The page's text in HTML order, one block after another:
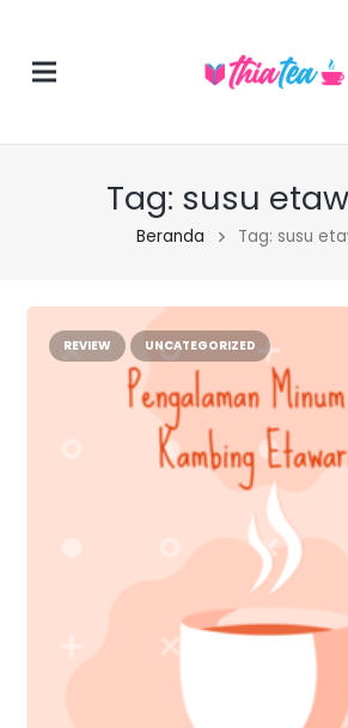
Tag: susu
Beranda Tag: susu
REVIEW UNCATEGORIZED